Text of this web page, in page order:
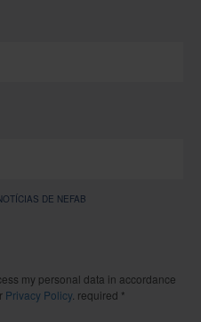
DE NEFAB
my personal data in accordance
Privacy Policy. required *